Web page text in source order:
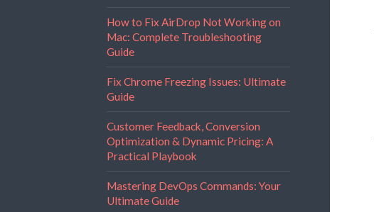
How to Fix AirDrop Not Working on
Mac: Complete Troubleshooting
Guide
Fix Chrome Freezing Issues: Ultimate
Guide
Customer Feedback, Conversion
Optimization & Dynamic Pricing: A
Practical Playbook
Mastering DevOps Commands: Your
Ultimate Guide